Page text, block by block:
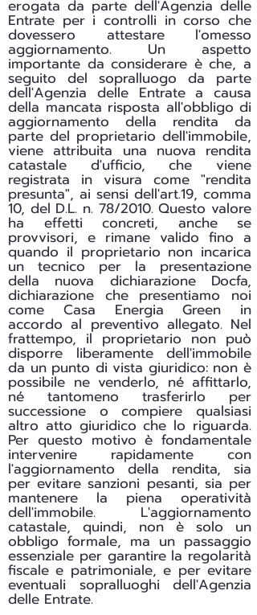
erogata da parte dell'Agenzia delle
Entrate per i controlli in corso che
dovessero attestare l'omesso
aggiornamento. Un aspetto
importante da considerare è che, a
seguito del sopralluogo da parte
dell'Agenzia delle Entrate a causa
della mancata risposta all'obbligo di
aggiornamento della rendita da
parte del proprietario dell'immobile,
viene attribuita una nuova rendita
catastale d'ufficio, che viene
registrata in visura come "rendita
presunta", ai sensi dell'art.19, comma
10, del D.L. n. 78/2010. Questo valore
ha effetti concreti, anche se
provvisori, e rimane valido fino a
quando il proprietario non incarica
un tecnico per la presentazione
della nuova dichiarazione Docfa,
dichiarazione che presentiamo noi
come Casa Energia Green in
accordo al preventivo allegato. Nel
frattempo, il proprietario non può
disporre liberamente dell'immobile
da un punto di vista giuridico: non è
possibile ne venderlo, né affittarlo,
né tantomeno trasferirlo per
successione o compiere qualsiasi
altro atto giuridico che lo riguarda.
Per questo motivo è fondamentale
intervenire rapidamente con
l'aggiornamento della rendita, sia
per evitare sanzioni pesanti, sia per
mantenere la piena operatività
dell'immobile. L'aggiornamento
catastale, quindi, non è solo un
obbligo formale, ma un passaggio
essenziale per garantire la regolarità
fiscale e patrimoniale, e per evitare
eventuali sopralluoghi dell'Agenzia
delle Entrate.